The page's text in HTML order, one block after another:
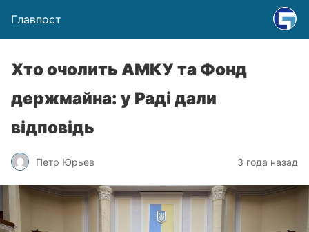
Главпост
Хто очолить АМКУ та Фонд
держмайна: у Раді дали
відповідь
Петр Юрьев 3 года назад